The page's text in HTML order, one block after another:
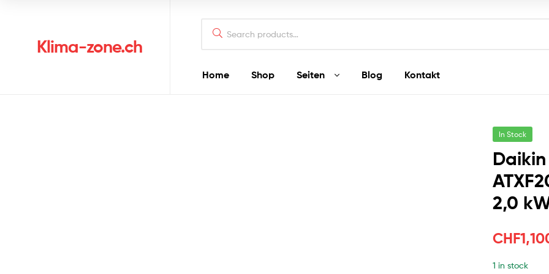
Klima-zone.ch
Home Shop Seiten Blog Kontakt
In Stock
2,0
CHF
1 in stock